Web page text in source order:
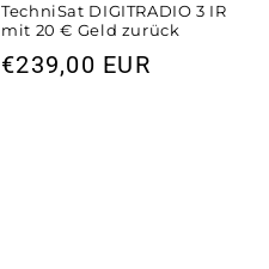
TechniSat DIGITRADIO 3 IR
mit 20 € Geld zurück
Normaler
€239,00 EUR